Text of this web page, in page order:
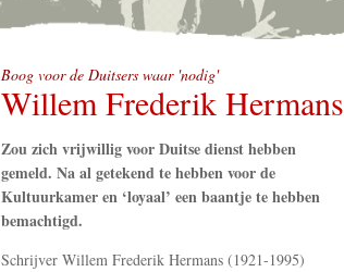
Boog voor de Duitsers waar 'nodig'
Willem Frederik Hermans
Zou zich vrijwillig voor Duitse dienst hebben
gemeld. Na al getekend te hebben voor de
Kultuurkamer en ‘loyaal’ een baantje te hebben
bemachtigd.
Schrijver Willem Frederik Hermans (1921-1995)